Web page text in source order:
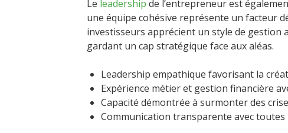
Le leadership de l’entrepreneur est
une équipe cohésive représente un facteur
investisseurs apprécient un style de gestion
gardant un cap stratégique face aux aléas.
Leadership empathique favorisant la
Expérience métier et gestion financière
Capacité démontrée à surmonter des
Communication transparente avec